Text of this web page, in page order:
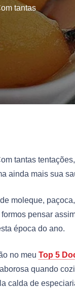
tantas
tantas tentações,
ainda mais sua
moleque, paçoca,
pensar
época do ano.
no meu Top 5
quando
calda de